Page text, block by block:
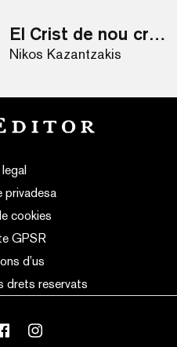
El Crist de nou crucificat
Nikos Kazantzakis
privadesa
cookies
GPSR
d’us
drets reservats